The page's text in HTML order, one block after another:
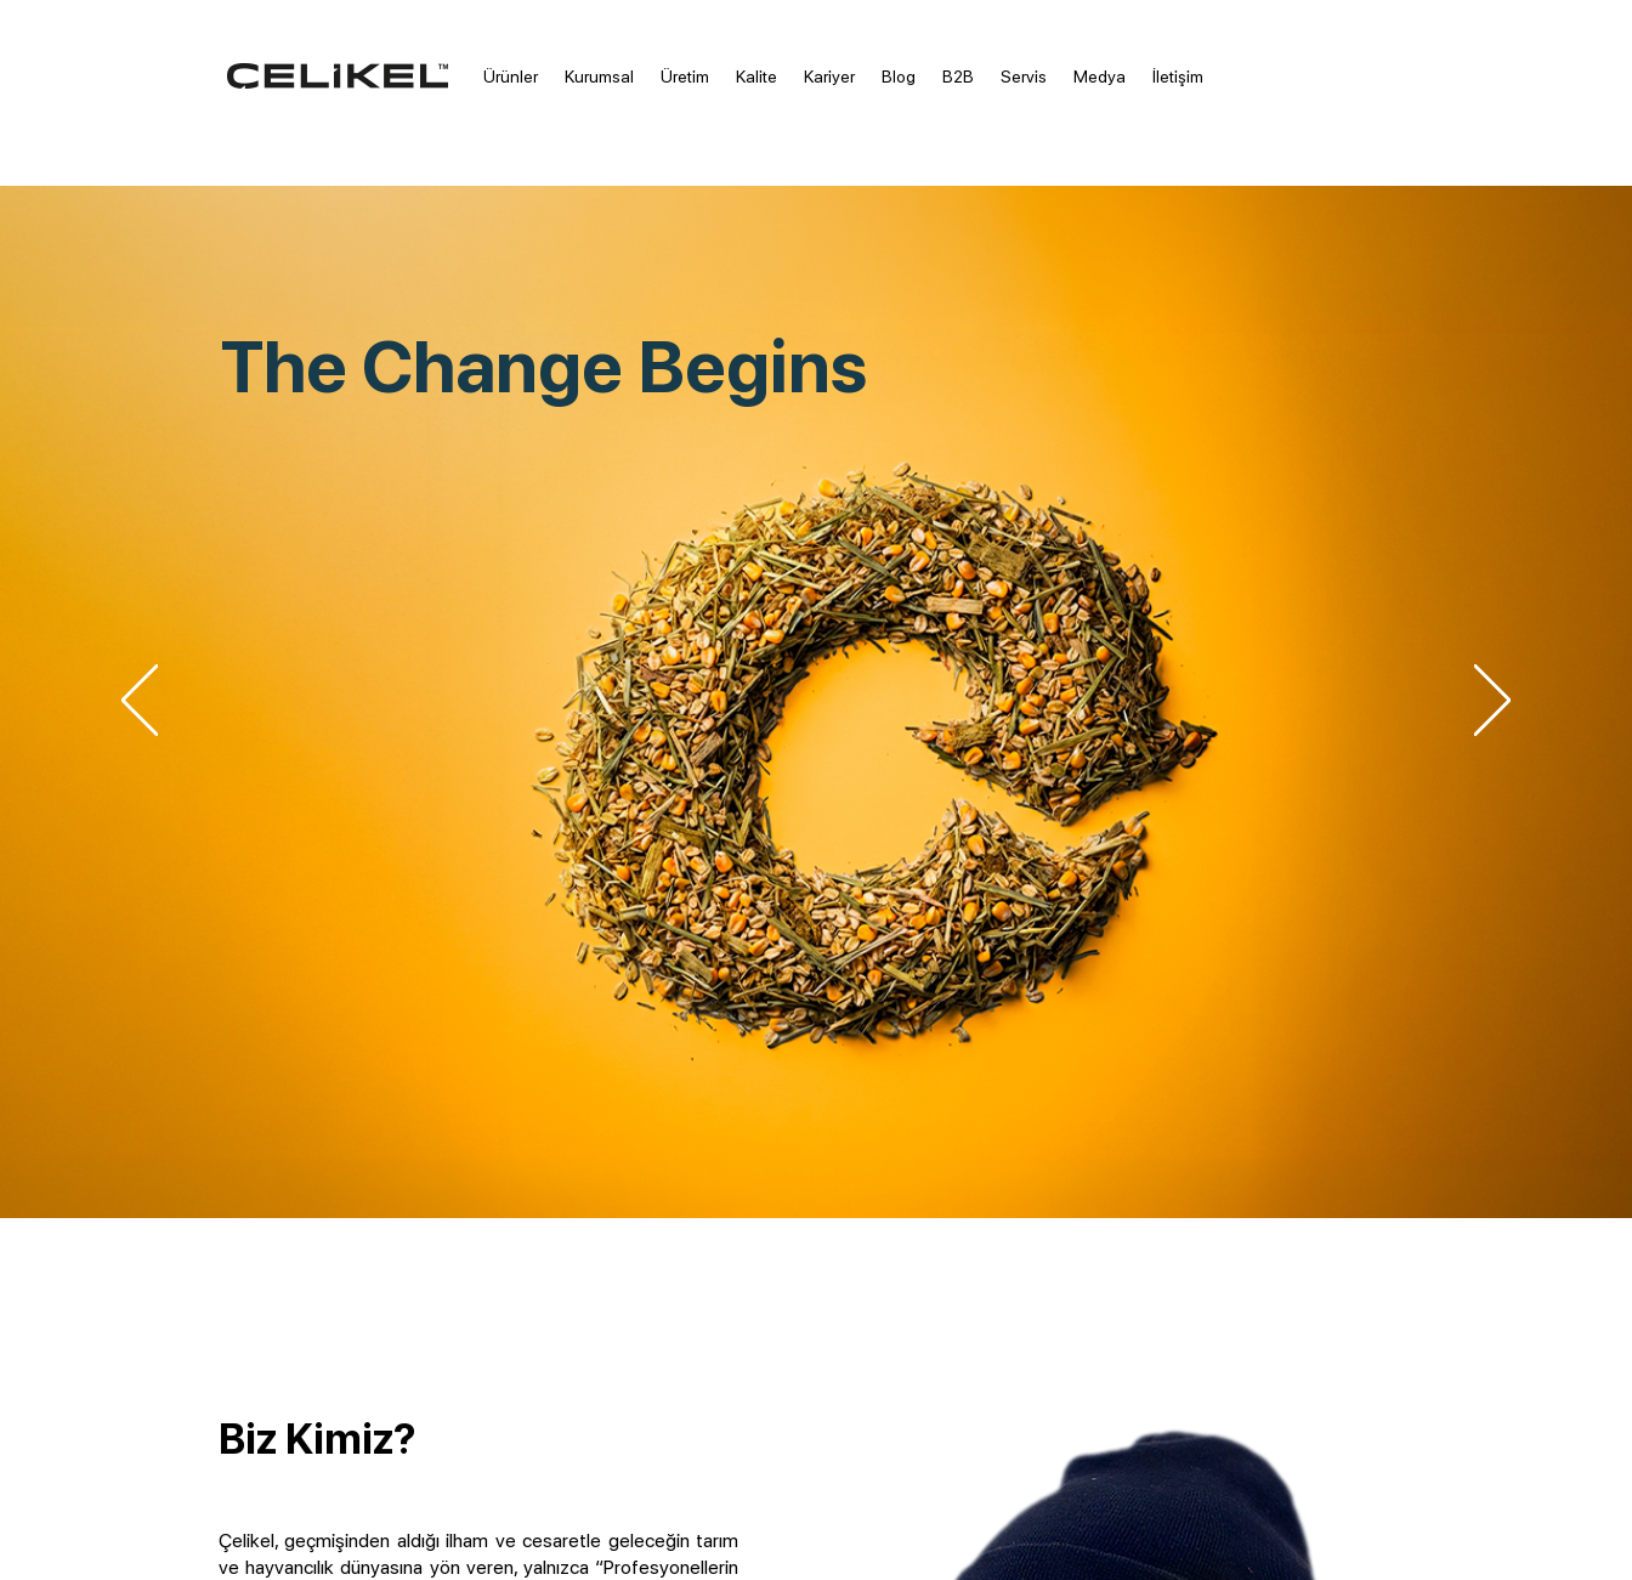
Ürünler Kurumsal Üretim Kalite Kariyer Blog B2B Servis Medya İletişim
The Change Begins
Biz Kimiz?
Çelikel, geçmişinden aldığı ilham ve cesaretle geleceğin tarım
ve hayvancılık dünyasına yön veren, yalnızca “Profesyonellerin